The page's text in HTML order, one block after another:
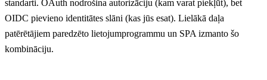
standarti. OAuth nodrošina autorizāciju (kam varat piekļūt), bet
OIDC pievieno identitātes slāni (kas jūs esat). Lielākā daļa
patērētājiem paredzēto lietojumprogrammu un SPA izmanto šo
kombināciju.